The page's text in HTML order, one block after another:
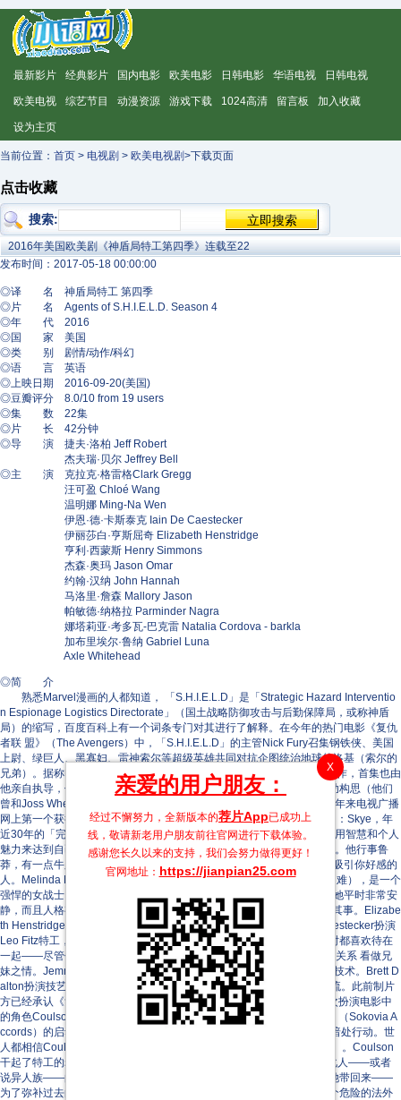
最新影片 经典影片 国内电影 欧美电影 日韩电影 华语电视 日韩电视
欧美电视 综艺节目 动漫资源 游戏下载 1024高清 留言板 加入收藏
设为主页
当前位置： 首页 > 电视剧 > 欧美电视剧>下载页面
点击收藏
搜索:
X
亲爱的用户朋友：
经过不懈努力，全新版本的荐片App已成功上
线，敬请新老用户朋友前往官网进行下载体验。
感谢您长久以来的支持，我们会努力做得更好！
官网地址： https://jianpian25.com
2016年美国欧美剧《神盾局特工第四季》连载至22
发布时间：2017-05-18 00:00:00
◎译 名 神盾局特工 第四季
◎片 名 Agents of S.H.I.E.L.D. Season 4
◎年 代 2016
◎国 家 美国
◎类 别 剧情/动作/科幻
◎语 言 英语
◎上映日期 2016-09-20(美国)
◎豆瓣评分 8.0/10 from 19 users
◎集 数 22集
◎片 长 42分钟
◎导 演 捷夫·洛柏 Jeff Robert
杰夫瑞·贝尔 Jeffrey Bell
◎主 演 克拉克·格雷格Clark Gregg
汪可盈 Chloé Wang
温明娜 Ming-Na Wen
伊恩·德·卡斯泰克 Iain De Caestecker
伊丽莎白·亨斯屈奇 Elizabeth Henstridge
亨利·西蒙斯 Henry Simmons
杰森·奥玛 Jason Omar
约翰·汉纳 John Hannah
马洛里·詹森 Mallory Jason
帕敏德·纳格拉 Parminder Nagra
娜塔莉亚·考多瓦-巴克雷 Natalia Cordova - barkla
加布里埃尔·鲁纳 Gabriel Luna
Axle Whitehead
◎简 介
熟悉Marvel漫画的人都知道， 「S.H.I.E.L.D」是「Strategic Hazard Interventio
n Espionage Logistics Directorate」（国土战略防御攻击与后勤保障局，或称神盾
局）的缩写，百度百科上有一个词条专门对其进行了解释。在今年的热门电影《复仇
者联 盟》（The Avengers）中，「S.H.I.E.L.D」的主管Nick Fury召集钢铁侠、美国
上尉、绿巨人、黑寡妇、雷神索尔等超级英雄共同对抗企图统治地球的洛基（索尔的
兄弟）。据称电视剧版《S.H.I.E.L.D》 的剧本将由Joss Whedon亲自创作，首集也由
他亲自执导，他的弟弟Jed Whedon和弟媳Maurissa Tancharoen将协助构思（他们
曾和Joss Whedon共同创作网络剧《恐怖博士的欢唱博客》）。这是近年来电视广播
网上第一个获得试映集预订的Marvel漫画改编项目。剧中的主要人物 为：Skye，年
近30年的「完美女性」，幽默、聪明、体贴他人、充满自信。她善于利用智慧和个人
魅力来达到自己的目的。Grant Ward特工，典型的肉盾角色，冷酷到家。他行事鲁
莽，有一点牛脾气，有时会搞砸人际关系。他平时很安静，是那种能够吸引你好感的
人。Melinda May特工（温明娜），人送外号「The Calvary」（耶稣受难），是一个
强悍的女战士，精通武器和飞机驾驶技术。她有过很不好的经历，因此她平时非常安
静，而且人格有一点受损。在必要的时 候，Melinda不惜违抗命令自行其事。Elizabe
th Henstridge扮演Gemma Simmons特工，是个科学天才；Iain De Caestecker扮演
Leo Fitz特工，是个技术专家。两人一同接受训练，生活中和执行任务时都喜欢待在
一起——尽管他们一见面就吵个不停。他们有「Nerd」倾向，把彼此的关系 看做兄
妹之情。Jemma擅长生物化学方面的技术，而Leo擅长武器研发和相关技术。Brett D
alton扮演技艺高超的Grant特工，勇敢无惧、处事冷静，但不善与人交流。此前制片
方已经承认《复仇者联盟》电影中的演员Clark Gregg将演出该剧，再次扮演电影中
的角色Coulson特工。在4×01《The Ghost》中，随着「Sokovia协议」（Sokovia A
ccords）的启动和Hydra组织的败退，神盾局再次合法化，不再需要在暗处行动。世
人都相信Coulson已经死了，神盾局需要一位新局长（作为形象代言人）。Coulson
干起了特工的老本行，和Mack成了搭档。他们负责追踪并确认超能强化人——或者
说异人族——的存在。他们最紧迫的任务是找到Daisy（Quake）并将她带回来——
为了弥补过去的罪恶，她一个人在擅自行动。别人都认为Daisy成了一个危险的法外